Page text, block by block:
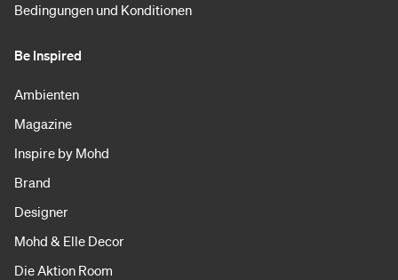
Bedingungen und Konditionen
Be Inspired
Ambienten
Magazine
Inspire by Mohd
Brand
Designer
Mohd & Elle Decor
Die Aktion Room